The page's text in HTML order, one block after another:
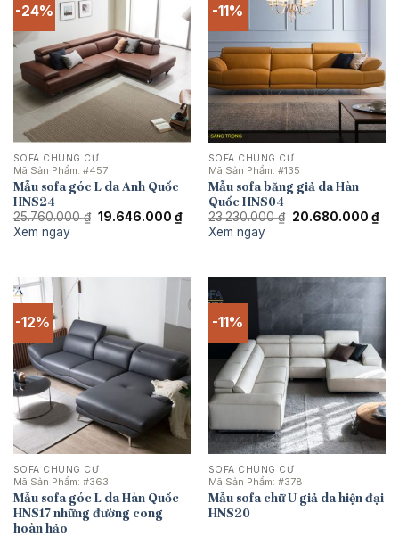
-24%
SOFA CHUNG CƯ
Mã Sản Phẩm: #457
Mẫu sofa góc L da Anh Quốc
HNS24
25.760.000₫ Giá
19.646.000 ₫Giá
hiện
Xem ngay
-11%
SOFA CHUNG CƯ
Mã Sản Phẩm: #135
Mẫu sofa băng giả da Hàn
Quốc HNS04
23.230.000₫ Giá
20.680.000 ₫Giá
Xem ngay
-12%
SOFA CHUNG CƯ
Mã Sản Phẩm: #363
Mẫu sofa góc L da Hàn Quốc
HNS17 những đường cong
hoàn hảo
-11%
SOFA CHUNG CƯ
Mã Sản Phẩm: #378
Mẫu sofa chữ U giả da hiện đại
HNS20